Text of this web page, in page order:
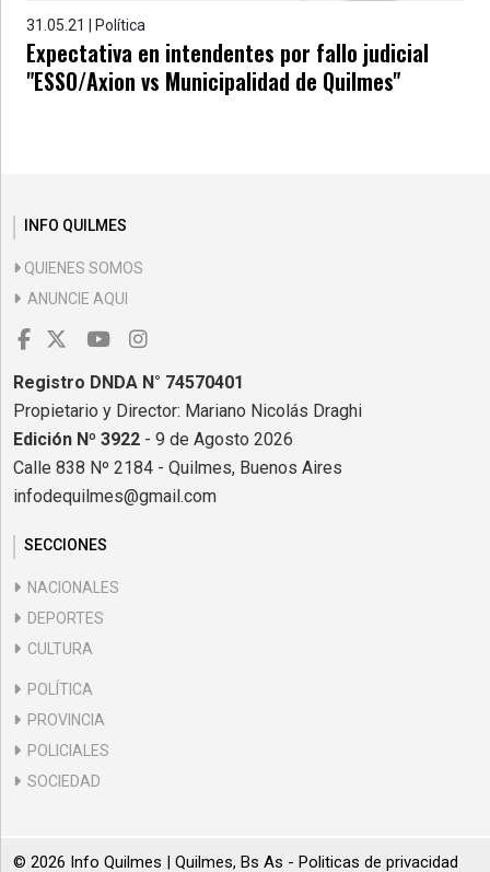
31.05.21 | Política
Expectativa en intendentes por fallo judicial
"ESSO/Axion vs Municipalidad de Quilmes"
INFO QUILMES
QUIENES SOMOS
ANUNCIE AQUI
Registro DNDA N° 74570401
Propietario y Director: Mariano Nicolás Draghi
Edición Nº 3922 - 9 de Agosto 2026
Calle 838 Nº 2184 - Quilmes, Buenos Aires
infodequilmes@gmail.com
SECCIONES
NACIONALES
DEPORTES
CULTURA
POLÍTICA
PROVINCIA
POLICIALES
SOCIEDAD
© 2026 Info Quilmes | Quilmes, Bs As - Politicas de privacidad